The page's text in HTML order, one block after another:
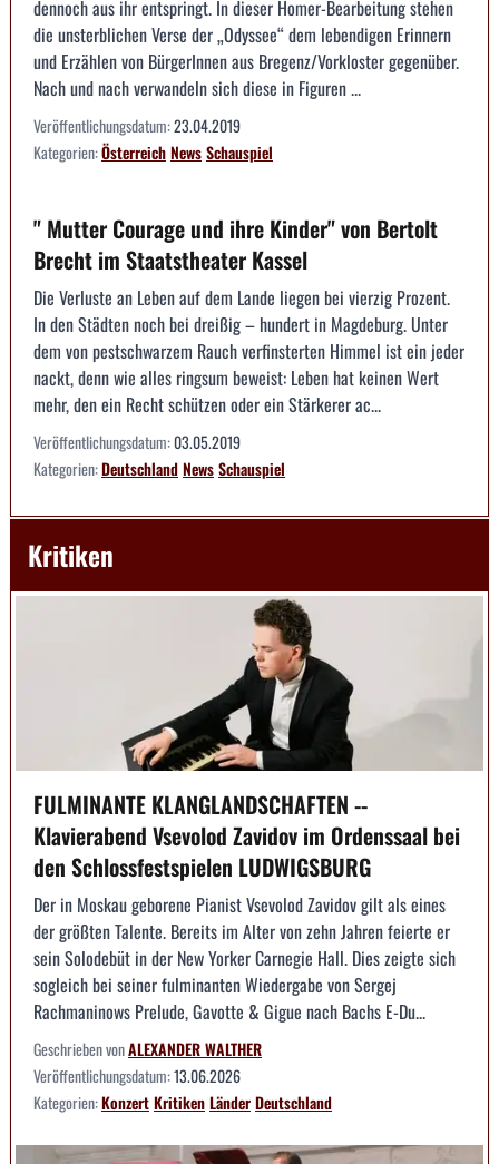
dennoch aus ihr entspringt. In dieser Homer-Bearbeitung stehen
die unsterblichen Verse der „Odyssee“ dem lebendigen Erinnern
und Erzählen von BürgerInnen aus Bregenz/Vorkloster gegenüber.
Nach und nach verwandeln sich diese in Figuren ...
Veröffentlichungsdatum:23.04.2019
Kategorien:ÖsterreichNewsSchauspiel
" Mutter Courage und ihre Kinder" von Bertolt
Brecht im Staatstheater Kassel
Die Verluste an Leben auf dem Lande liegen bei vierzig Prozent.
In den Städten noch bei dreißig – hundert in Magdeburg. Unter
dem von pestschwarzem Rauch verfinsterten Himmel ist ein jeder
nackt, denn wie alles ringsum beweist: Leben hat keinen Wert
mehr, den ein Recht schützen oder ein Stärkerer ac...
Veröffentlichungsdatum:03.05.2019
Kategorien:DeutschlandNewsSchauspiel
Kritiken
FULMINANTE KLANGLANDSCHAFTEN --
Klavierabend Vsevolod Zavidov im Ordenssaal bei
den Schlossfestspielen LUDWIGSBURG
Der in Moskau geborene Pianist Vsevolod Zavidov gilt als eines
der größten Talente. Bereits im Alter von zehn Jahren feierte er
sein Solodebüt in der New Yorker Carnegie Hall. Dies zeigte sich
sogleich bei seiner fulminanten Wiedergabe von Sergej
Rachmaninows Prelude, Gavotte & Gigue nach Bachs E-Du...
Geschrieben vonALEXANDER WALTHER
Veröffentlichungsdatum:13.06.2026
Kategorien:KonzertKritikenLänderDeutschland